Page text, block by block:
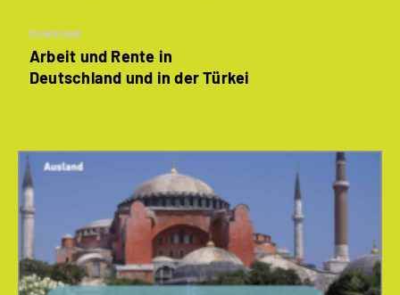
Download
Arbeit und Rente in
Deutschland und in der Türkei